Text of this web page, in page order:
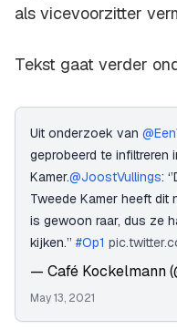
als vicevoorzitter
Tekst gaat verder
Uit onderzoek van
geprobeerd te infiltreren
Kamer.@JoostVullings:
Tweede Kamer heeft dit
is gewoon raar, dus ze
kijken.’’ #Op1
— Café Kockelmann
May 13, 2021